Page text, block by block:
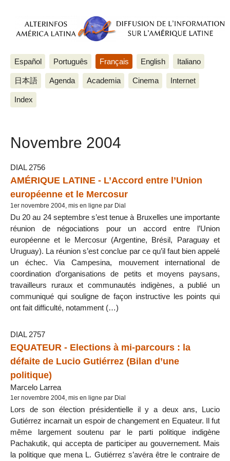
Español Português Français English Italiano
日本語 Agenda Academia Cinema Internet
Index
Novembre 2004
DIAL 2756
AMÉRIQUE LATINE - L’Accord entre l’Union
européenne et le Mercosur
1er novembre 2004, mis en ligne par Dial
Du 20 au 24 septembre s’est tenue à Bruxelles une importante
réunion de négociations pour un accord entre l’Union
européenne et le Mercosur (Argentine, Brésil, Paraguay et
Uruguay). La réunion s’est conclue par ce qu’il faut bien appelé
un échec. Via Campesina, mouvement international de
coordination d’organisations de petits et moyens paysans,
travailleurs ruraux et communautés indigènes, a publié un
communiqué qui souligne de façon instructive les points qui
ont fait difficulté, notamment (…)
DIAL 2757
EQUATEUR - Elections à mi-parcours : la
défaite de Lucio Gutiérrez (Bilan d’une
politique)
Marcelo Larrea
1er novembre 2004, mis en ligne par Dial
Lors de son élection présidentielle il y a deux ans, Lucio
Gutiérrez incarnait un espoir de changement en Equateur. Il fut
même largement soutenu par le parti politique indigène
Pachakutik, qui accepta de participer au gouvernement. Mais
la politique que mena L. Gutiérrez s’avéra être le contraire de